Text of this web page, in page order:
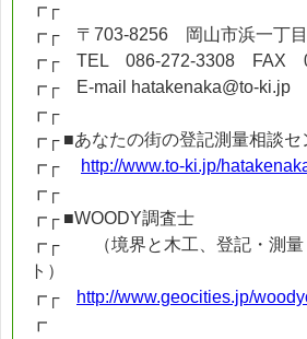
┏┌
┏┌ 〒703-8256 岡山市浜一丁目
┏┌ TEL 086-272-3308 FAX
┏┌ E-mail hatakenaka@to-ki.jp
┏┌
┏┌ ■あなたの街の登記測量相談セ
┏┌
http://www.to-ki.jp/
┏┌
┏┌ ■WOODY調査士
┏┌ （境界と木工、登記・測量
ト）
┏┌
http://www.geocities.jp/
┏